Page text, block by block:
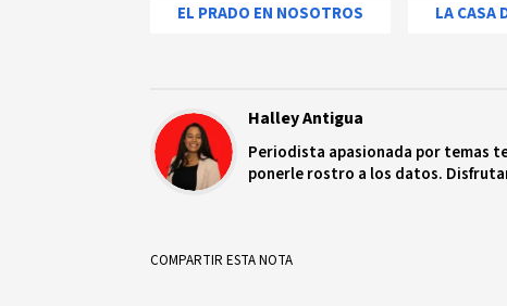
EL PRADO EN NOSOTROS LA CASA
Halley Antigua
Periodista apasionada por temas
ponerle rostro a los datos.
COMPARTIR ESTA NOTA